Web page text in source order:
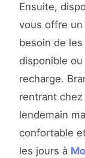
Ensuite,
vous offre
besoin de
disponible
recharge.
rentrant
lendemain
confortable
les jours à